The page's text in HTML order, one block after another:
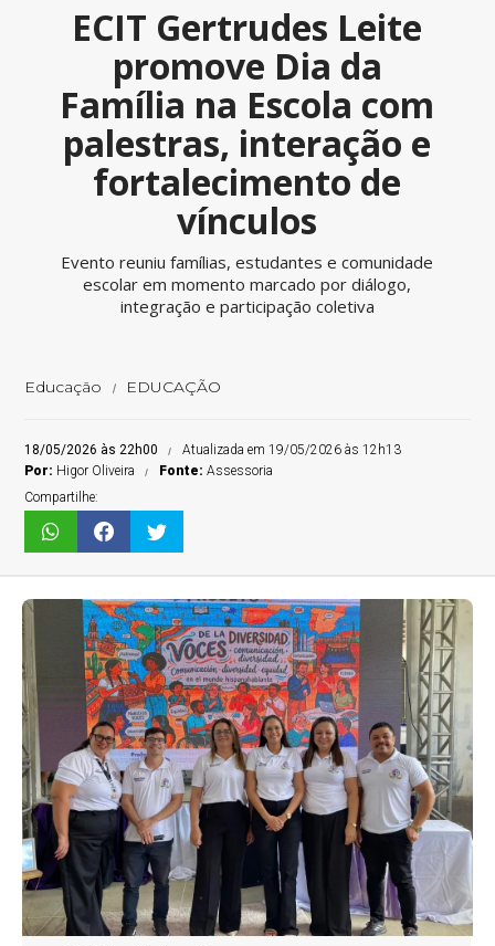
ECIT Gertrudes Leite
promove Dia da
Família na Escola com
palestras, interação e
fortalecimento de
vínculos
Evento reuniu famílias, estudantes e comunidade
escolar em momento marcado por diálogo,
integração e participação coletiva
Educação EDUCAÇÃO
18/05/2026 às 22h00
Atualizada em 19/05/2026 às 12h13
Por: Higor Oliveira Fonte:Assessoria
Compartilhe: